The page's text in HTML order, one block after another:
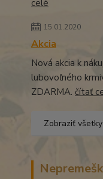
celé
15.01.2020
Akcia
Nová akcia k
lubovoľného
ZDARMA. čítať
Zobraziť